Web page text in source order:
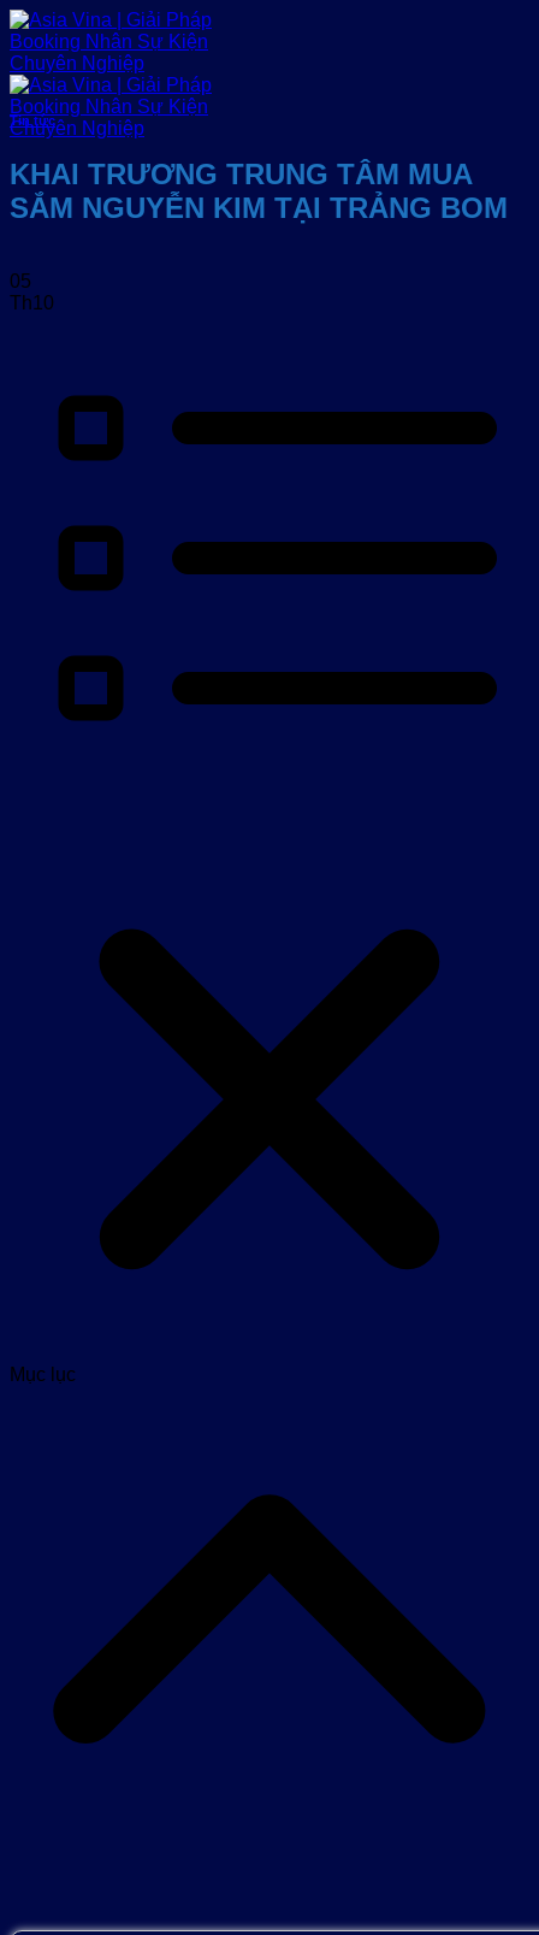
Bỏ
qua
nội
dung
Tin tức
KHAI TRƯƠNG TRUNG TÂM MUA
SẮM NGUYỄN KIM TẠI TRẢNG BOM
05
Th10
Mục lục